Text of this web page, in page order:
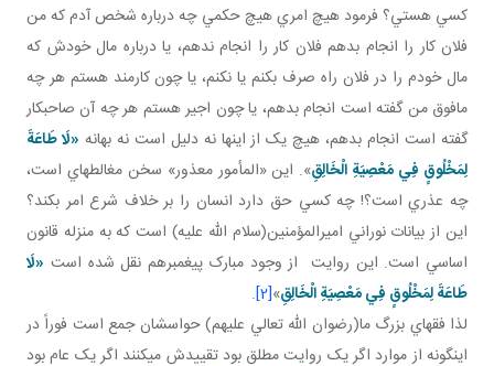
کسي هستي؟ فرمود هيچ امري هيچ حکمي چه درباره شخص آدم که من
فلان کار را انجام بدهم فلان کار را انجام ندهم، يا درباره مال خودش که
مال خودم را در فلان راه صرف بکنم يا نکنم، يا چون کارمند هستم هر چه
مافوق من گفته است انجام بدهم، يا چون اجير هستم هر چه آن صاحبکار
گفته است انجام بدهم، هيچ يک از اينها نه دليل است نه بهانه «لَا طَاعَةَ
لِمَخْلُوقٍ فِي مَعْصِيَةِ الْخَالِقِ‏». اين «المأمور معذور» سخن مغالطه اي است،
چه عذري است؟! چه کسي حق دارد انسان را بر خلاف شرع امر بکند؟
اين از بيانات نوراني اميرالمؤمنين(سلام الله عليه) است که به منزله قانون
اساسي است. اين روايت از وجود مبارک پيغمبرهم نقل شده است «لَا
طَاعَةَ لِمَخْلُوقٍ فِي مَعْصِيَةِ الْخَالِقِ‏»
[2]
.
لذا فقهاي بزرگ ما(رضوان الله تعالي عليهم) حواسشان جمع است فوراً در
اين گونه از موارد اگر يک روايت مطلق بود تقييدش مي کنند اگر يک عام بود